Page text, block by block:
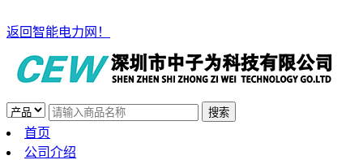
返回智能电力网！
首页
公司介绍